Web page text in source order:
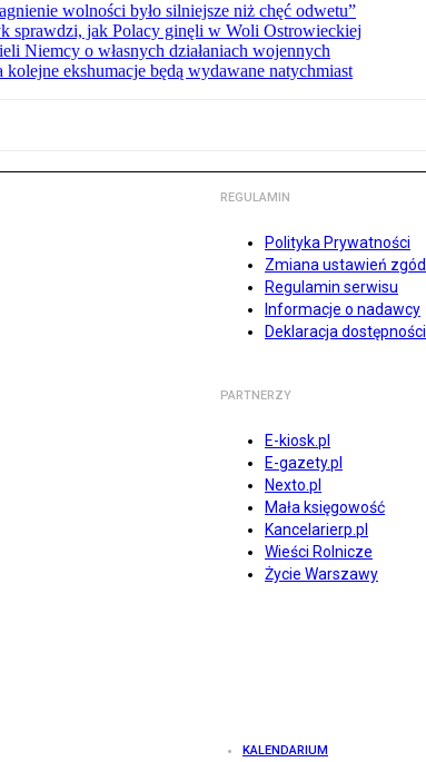
wolności było silniejsze niż chęć odwetu”
sprawdzi, jak Polacy ginęli w Woli Ostrowieckiej
Niemcy o własnych działaniach wojennych
ekshumacje będą wydawane natychmiast
REGULAMIN
Polityka Prywatności
Zmiana ustawień zgód
Regulamin serwisu
Informacje o nadawcy
Deklaracja dostępności
PARTNERZY
E-kiosk.pl
E-gazety.pl
Nexto.pl
Mała księgowość
Kancelarierp.pl
Wieści Rolnicze
Życie Warszawy
KALENDARIUM